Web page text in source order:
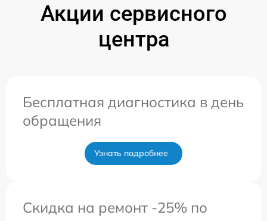
Акции сервисного
центра
Бесплатная диагностика в день
обращения
Узнать подробнее
Скидка на ремонт -25% по